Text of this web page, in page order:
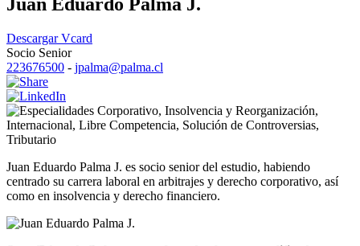
Descargar Vcard
Socio Senior
223676500 - jpalma@palma.cl
Corporativo, Insolvencia y Reorganización,
Internacional, Libre Competencia, Solución de Controversias,
Tributario
Juan Eduardo Palma J. es socio senior del estudio, habiendo
centrado su carrera laboral en arbitrajes y derecho corporativo, así
como en insolvencia y derecho financiero.